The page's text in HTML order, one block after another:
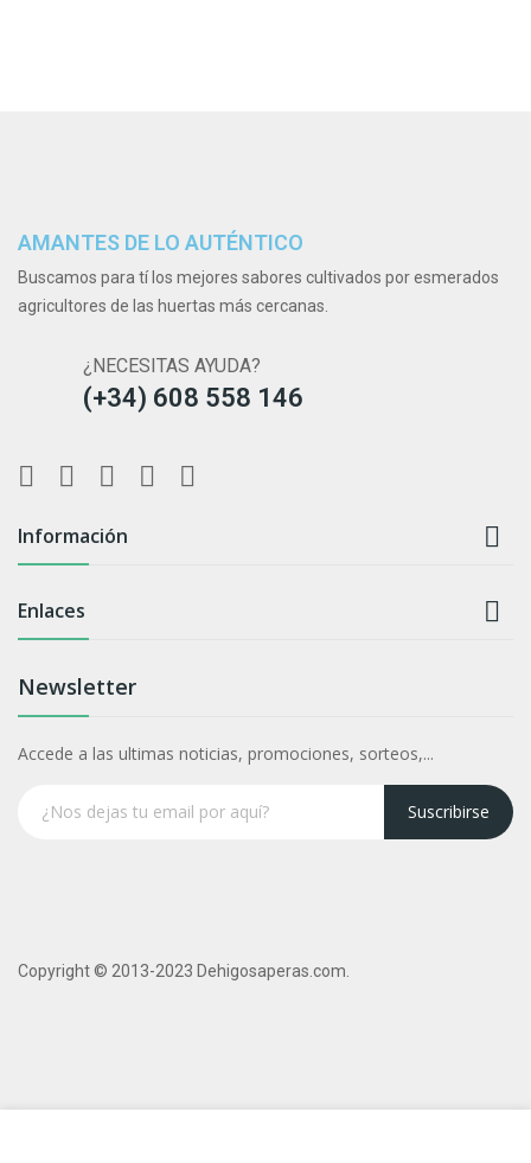
AMANTES DE LO AUTÉNTICO
Buscamos para tí los mejores sabores cultivados por esmerados
agricultores de las huertas más cercanas.
¿NECESITAS AYUDA?
(+34) 608 558 146
Información 
Enlaces 
Newsletter
Accede a las ultimas noticias, promociones, sorteos,...
Suscribirse
Copyright © 2013-2023 Dehigosaperas.com.